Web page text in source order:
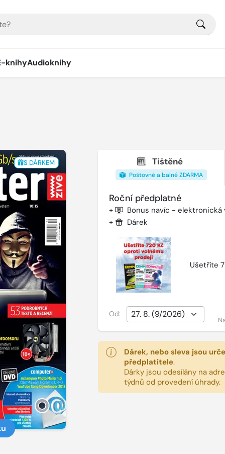
knihyAudioknihy
S DÁRKEM Tištěné
Poštovné a balné ZDARMA
Roční předplatné
+ Bonus navíc - elektronická
+ Dárek
Ušetříte
Od:
Dárek, nebo sleva jsou
předplatitele.
Dárky jsou odesílány na
týdnů od provedení úhrady.